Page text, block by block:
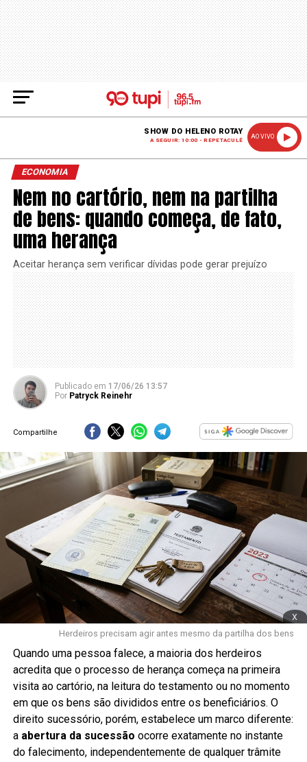
SHOW DO HELENO ROTAY
A SEGUIR: 10:00 - REPETACULÊ
AO VIVO
ECONOMIA
Nem no cartório, nem na partilha
de bens: quando começa, de fato,
uma herança
Aceitar herança sem verificar dívidas pode gerar prejuízo
Publicado em 17/06/26 13:57
Por Patryck Reinehr
Compartilhe
x
Herdeiros precisam agir antes mesmo da partilha dos bens
Quando uma pessoa falece, a maioria dos herdeiros
acredita que o processo de herança começa na primeira
visita ao cartório, na leitura do testamento ou no momento
em que os bens são divididos entre os beneficiários. O
direito sucessório, porém, estabelece um marco diferente:
a abertura da sucessão ocorre exatamente no instante
do falecimento, independentemente de qualquer trâmite